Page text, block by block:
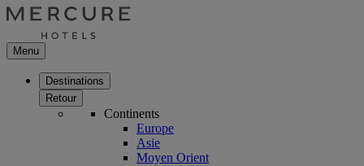
Menu
Destinations
Retour
Continents
Europe
Asie
Moyen Orient